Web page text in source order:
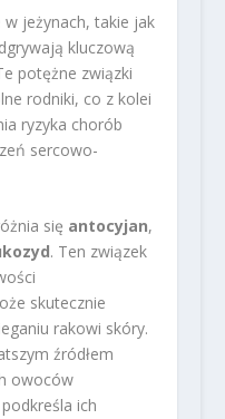
w jeżynach, takie jak
kluczową
potężne związki
rodniki, co z kolei
ryzyka chorób
sercowo-
się antocyjan,
. Ten związek
skutecznie
rakowi skóry.
źródłem
owoców
ich